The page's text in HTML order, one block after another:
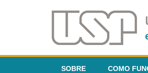
SOBRE COMO